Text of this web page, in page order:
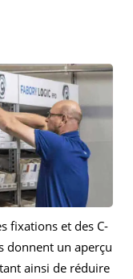
fixations et des C-
donnent un aperçu
ainsi de réduire